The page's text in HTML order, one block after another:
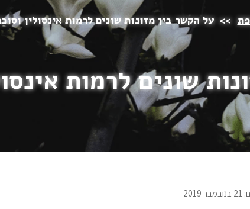
>> על הקשר בין מזונות שונים לרמות אינסולין
שונים לרמות